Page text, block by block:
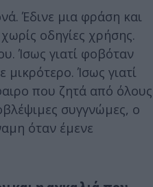
Έδινε μια φράση και
οδηγίες χρήσης.
Ίσως γιατί φοβόταν
μικρότερο. Ίσως γιατί
που ζητά από όλους
συγγνώμες, ο
όταν έμενε